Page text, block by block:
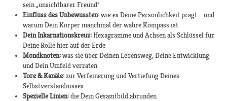
sein „unsichtbarer Freund“
Einfluss des Unbewussten:wie es Deine Persönlichkeit prägt – und
warum Dein Körper manchmal der wahre Kompass ist
Dein Inkarnationskreuz:Hexagramme und Achsen als Schlüssel für
Deine Rolle hier auf der Erde
Mondknoten:was sie über Deinen Lebensweg, Deine Entwicklung
und Dein Umfeld verraten
Tore & Kanäle:zur Verfeinerung und Vertiefung Deines
Selbstverständnisses
Spezielle Linien:die Dein Gesamtbild abrunden